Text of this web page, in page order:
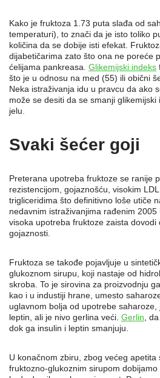
Kako je fruktoza 1.73 puta slađa od
temperaturi), to znači da je isto toliko
količina da se dobije isti efekat.
dijabetičarima zato što ona ne poreće
ćelijama pankreasa. Glikemijski indeks
što je u odnosu na med (55) ili obični
Neka istraživanja idu u pravcu da ako
može se desiti da se smanji
jelu.
Svaki šećer goji
Preterana upotreba fruktoze se ranije
rezistencijom, gojaznošću, visokim
trigliceridima što definitivno loše utiče
nedavnim istraživanjima rađenim
visoka upotreba fruktoze zaista
gojaznosti.
Fruktoza se takođe pojavljuje u
glukoznom sirupu, koji nastaje od
skroba. To je sirovina za proizvodnju
kao i u industiji hrane, umesto
uglavnom bolja od upotrebe
leptin, ali je nivo gerlina veći. Gerlin,
dok ga insulin i leptin smanjuju.
U konačnom zbiru, zbog većeg
fruktozno-glukoznim sirupom